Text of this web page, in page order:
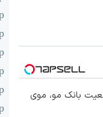
بانک مو، موی